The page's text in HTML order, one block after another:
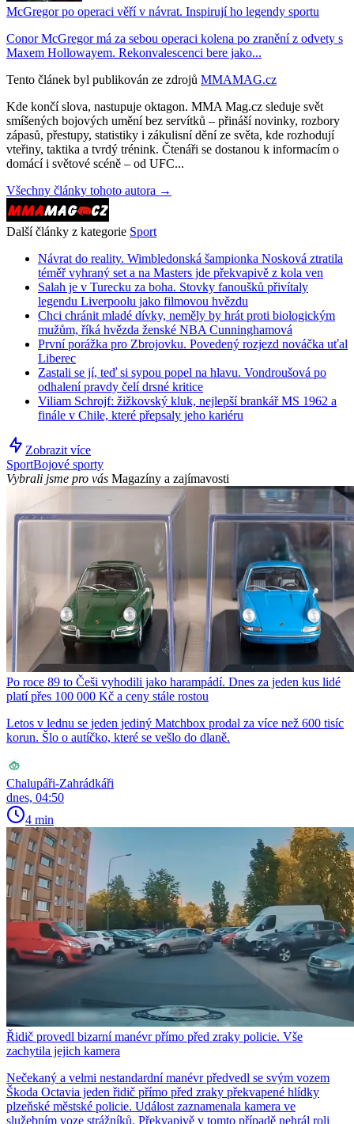
McGregor po operaci věří v návrat. Inspirují ho legendy sportu
Conor McGregor má za sebou operaci kolena po zranění z odvety s
Maxem Hollowayem. Rekonvalescenci bere jako...
Tento článek byl publikován ze zdrojů MMAMAG.cz
Kde končí slova, nastupuje oktagon. MMA Mag.cz sleduje svět
smíšených bojových umění bez servítků – přináší novinky, rozbory
zápasů, přestupy, statistiky i zákulisní dění ze světa, kde rozhodují
vteřiny, taktika a tvrdý trénink. Čtenáři se dostanou k informacím o
domácí i světové scéně – od UFC...
Všechny články tohoto autora →
Další články z kategorie Sport
Návrat do reality. Wimbledonská šampionka Nosková ztratila
téměř vyhraný set a na Masters jde překvapivě z kola ven
Salah je v Turecku za boha. Stovky fanoušků přivítaly
legendu Liverpoolu jako filmovou hvězdu
Chci chránit mladé dívky, neměly by hrát proti biologickým
mužům, říká hvězda ženské NBA Cunninghamová
První porážka pro Zbrojovku. Povedený rozjezd nováčka uťal
Liberec
Zastali se jí, teď si sypou popel na hlavu. Vondroušová po
odhalení pravdy čelí drsné kritice
Viliam Schrojf: žižkovský kluk, nejlepší brankář MS 1962 a
finále v Chile, které přepsaly jeho kariéru
Zobrazit více
SportBojové sporty
Vybrali jsme pro vás Magazíny a zajímavosti
Po roce 89 to Češi vyhodili jako harampádí. Dnes za jeden kus lidé
platí přes 100 000 Kč a ceny stále rostou
Letos v lednu se jeden jediný Matchbox prodal za více než 600 tisíc
korun. Šlo o autíčko, které se vešlo do dlaně.
Chalupáři-Zahrádkáři
dnes, 04:50
4 min
Řidič provedl bizarní manévr přímo před zraky policie. Vše
zachytila jejich kamera
Nečekaný a velmi nestandardní manévr předvedl se svým vozem
Škoda Octavia jeden řidič přímo před zraky překvapené hlídky
plzeňské městské policie. Událost zaznamenala kamera ve
služebním voze strážníků. Překvapivě v tomto případě nehrál roli